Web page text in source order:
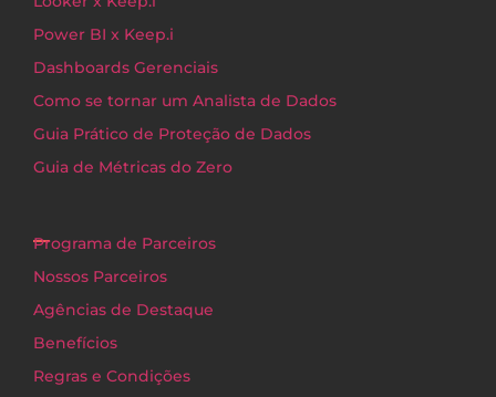
Power BI x Keep.i
Dashboards Gerenciais
Como se tornar um Analista de Dados
Guia Prático de Proteção de Dados
Guia de Métricas do Zero
Programa de Parceiros
Nossos Parceiros
Agências de Destaque
Benefícios
Regras e Condições